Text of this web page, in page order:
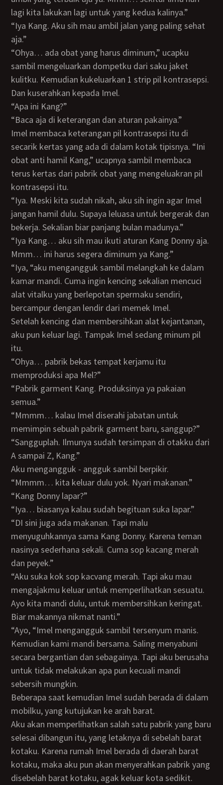
lagi kita lakukan lagi untuk yang kedua kalinya.”
“Iya Kang. Aku sih mau ambil jalan yang paling sehat
aja.”
“Ohya… ada obat yang harus diminum,” ucapku
sambil mengeluarkan dompetku dari saku jaket
kulitku. Kemudian kukeluarkan 1 strip pil kontrasepsi.
Dan kuserahkan kepada Imel.
“Apa ini Kang?”
“Baca aja di keterangan dan aturan pakainya.”
Imel membaca keterangan pil kontrasepsi itu di
secarik kertas yang ada di dalam kotak tipisnya. “Ini
obat anti hamil Kang,” ucapnya sambil membaca
terus kertas dari pabrik obat yang mengeluakran pil
kontrasepsi itu.
“Iya. Meski kita sudah nikah, aku sih ingin agar Imel
jangan hamil dulu. Supaya leluasa untuk bergerak dan
bekerja. Sekalian biar panjang bulan madunya.”
“Iya Kang… aku sih mau ikuti aturan Kang Donny aja.
Mmm… ini harus segera diminum ya Kang.”
“Iya, “aku mengangguk sambil melangkah ke dalam
kamar mandi. Cuma ingin kencing sekalian mencuci
alat vitalku yang berlepotan spermaku sendiri,
bercampur dengan lendir dari memek Imel.
Setelah kencing dan membersihkan alat kejantanan,
aku pun keluar lagi. Tampak Imel sedang minum pil
itu.
“Ohya… pabrik bekas tempat kerjamu itu
memproduksi apa Mel?”
“Pabrik garment Kang. Produksinya ya pakaian
semua.”
“Mmmm… kalau Imel diserahi jabatan untuk
memimpin sebuah pabrik garment baru, sanggup?”
“Sangguplah. Ilmunya sudah tersimpan di otakku dari
A sampai Z, Kang.”
Aku mengangguk - angguk sambil berpikir.
“Mmmm… kita keluar dulu yok. Nyari makanan.”
“Kang Donny lapar?”
“Iya… biasanya kalau sudah begituan suka lapar.”
“DI sini juga ada makanan. Tapi malu
menyuguhkannya sama Kang Donny. Karena teman
nasinya sederhana sekali. Cuma sop kacang merah
dan peyek.”
“Aku suka kok sop kacvang merah. Tapi aku mau
mengajakmu keluar untuk memperlihatkan sesuatu.
Ayo kita mandi dulu, untuk membersihkan keringat.
Biar makannya nikmat nanti.”
“Ayo, “Imel mengangguk sambil tersenyum manis.
Kemudian kami mandi bersama. Saling menyabuni
secara bergantian dan sebagainya. Tapi aku berusaha
untuk tidak melakukan apa pun kecuali mandi
sebersih mungkin.
Beberapa saat kemudian Imel sudah berada di dalam
mobilku, yang kutujukan ke arah barat.
Aku akan memperlihatkan salah satu pabrik yang baru
selesai dibangun itu, yang letaknya di sebelah barat
kotaku. Karena rumah Imel berada di daerah barat
kotaku, maka aku pun akan menyerahkan pabrik yang
disebelah barat kotaku, agak keluar kota sedikit.